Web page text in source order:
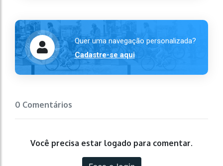
Quer uma navegação personalizada?
Cadastre-se aqui
0 Comentários
Você precisa estar logado para comentar.